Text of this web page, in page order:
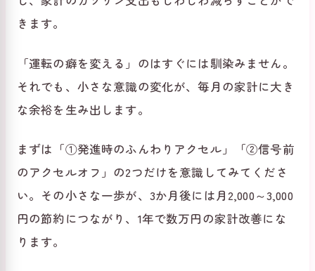
きます。
「運転の癖を変える」のはすぐには馴染みません。
それでも、小さな意識の変化が、毎月の家計に大き
な余裕を生み出します。
まずは「①発進時のふんわりアクセル」「②信号前
のアクセルオフ」の2つだけを意識してみてくださ
い。その小さな一歩が、3か月後には月2,000～3,000
円の節約につながり、1年で数万円の家計改善にな
ります。